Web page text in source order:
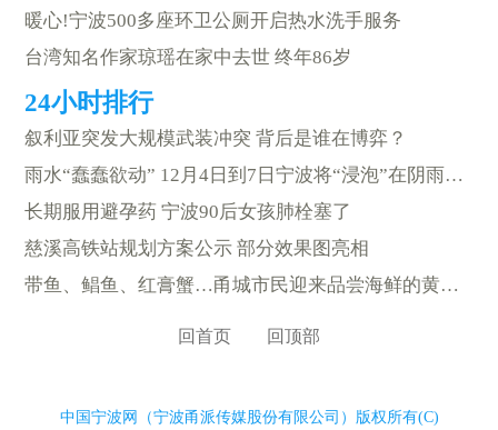
暖心!宁波500多座环卫公厕开启热水洗手服务
台湾知名作家琼瑶在家中去世 终年86岁
叙利亚突发大规模武装冲突 背后是谁在博弈？
雨水“蠢蠢欲动” 12月4日到7日宁波将“浸泡”在阴雨天气中
长期服用避孕药 宁波90后女孩肺栓塞了
慈溪高铁站规划方案公示 部分效果图亮相
带鱼、鲳鱼、红膏蟹…甬城市民迎来品尝海鲜的黄金季
回首页 回顶部
中国宁波网（宁波甬派传媒股份有限公司）版权所有(C)